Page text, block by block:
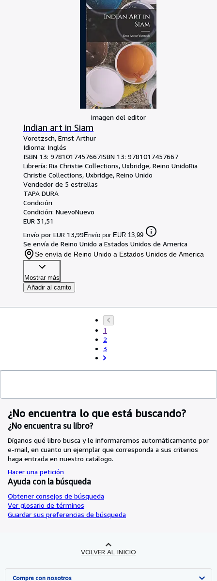
Imagen del editor
Indian art in Siam
Voretzsch, Ernst Arthur
Idioma: Inglés
ISBN 13: 9781017457667ISBN 13: 9781017457667
Librería: Ria Christie Collections, Uxbridge, Reino UnidoRia
Christie Collections, Uxbridge, Reino Unido
Vendedor de 5 estrellas
TAPA DURA
Condición
Condición: NuevoNuevo
EUR 31,51
Envío por EUR 13,99Envío por EUR 13,99
Se envía de Reino Unido a Estados Unidos de America
Se envía de Reino Unido a Estados Unidos de America
Mostrar más
Añadir al carrito
1
2
3
¿No encuentra lo que está buscando?
¿No encuentra su libro?
Díganos qué libro busca y le informaremos automáticamente por
e-mail, en cuanto un ejemplar que corresponda a sus criterios
haga entrada en nuestro catálogo.
Hacer una petición
Ayuda con la búsqueda
Obtener consejos de búsqueda
Ver glosario de términos
Guardar sus preferencias de búsqueda
VOLVER AL INICIO
Compre con nosotros